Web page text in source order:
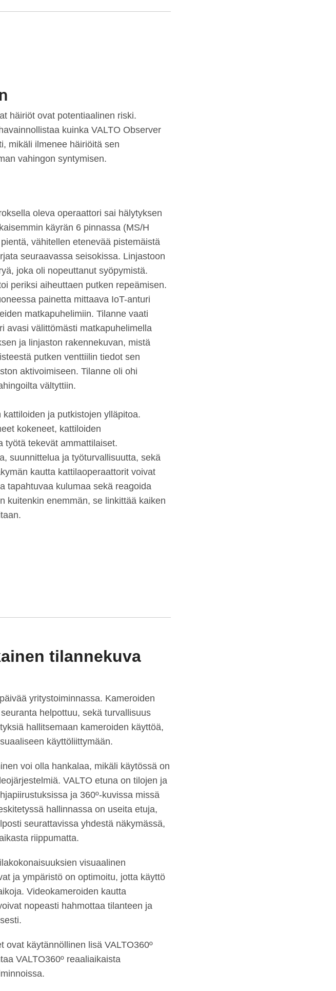
häiriöt ovat potentiaalinen riski.
kuinka VALTO Observer
mikäli ilmenee häiriöitä sen
vahingon syntymisen.
oleva operaattori sai hälytyksen
käyrän 6 pinnassa (MS/H
vähitellen etenevää pistemäistä
seuraavassa seisokissa. Linjastoon
joka oli nopeuttanut syöpymistä.
periksi aiheuttaen putken repeämisen.
painetta mittaava IoT-anturi
matkapuhelimiin. Tilanne vaati
avasi välittömästi matkapuhelimella
ja linjaston rakennekuvan, mistä
putken venttiilin tiedot sen
aktivoimiseen. Tilanne oli ohi
vältyttiin.
ja putkistojen ylläpitoa.
kokeneet, kattiloiden
työtä tekevät ammattilaiset.
suunnittelua ja työturvallisuutta, sekä
kautta kattilaoperaattorit voivat
tapahtuvaa kulumaa sekä reagoida
kuitenkin enemmän, se linkittää kaiken
tilannekuva
yritystoiminnassa. Kameroiden
helpottuu, sekä turvallisuus
hallitsemaan kameroiden käyttöä,
käyttöliittymään.
voi olla hankalaa, mikäli käytössä on
VALTO etuna on tilojen ja
ja 360º-kuvissa missä
hallinnassa on useita etuja,
seurattavissa yhdestä näkymässä,
riippumatta.
visuaalinen
ja ympäristö on optimoitu, jotta käyttö
Videokameroiden kautta
nopeasti hahmottaa tilanteen ja
ovat käytännöllinen lisä VALTO360º
VALTO360º reaaliaikaista